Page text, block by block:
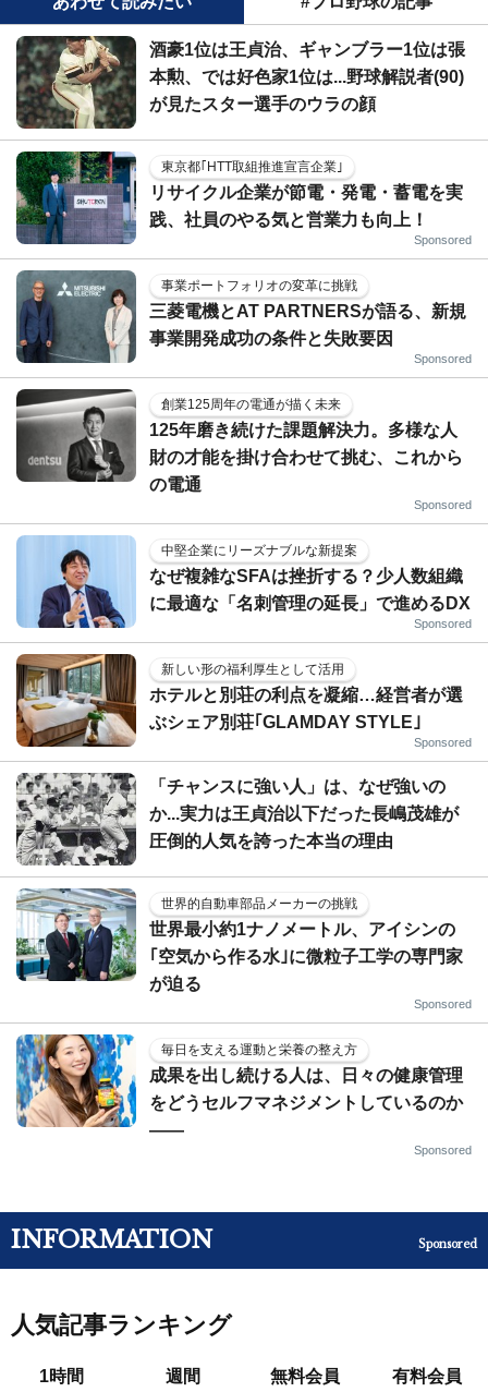
酒豪1位は王貞治、ギャンブラー1位は張
本勲、では好色家1位は...野球解説者(90)
が見たスター選手のウラの顔
東京都｢HTT取組推進宣言企業｣
リサイクル企業が節電・発電・蓄電を実
践、社員のやる気と営業力も向上！
Sponsored
事業ポートフォリオの変革に挑戦
三菱電機とAT PARTNERSが語る、新規
事業開発成功の条件と失敗要因
Sponsored
創業125周年の電通が描く未来
125年磨き続けた課題解決力。多様な人
財の才能を掛け合わせて挑む、これから
の電通
Sponsored
中堅企業にリーズナブルな新提案
なぜ複雑なSFAは挫折する？少人数組織
に最適な「名刺管理の延長」で進めるDX
Sponsored
新しい形の福利厚生として活用
ホテルと別荘の利点を凝縮…経営者が選
ぶシェア別荘｢GLAMDAY STYLE｣
Sponsored
「チャンスに強い人」は、なぜ強いの
か...実力は王貞治以下だった長嶋茂雄が
圧倒的人気を誇った本当の理由
世界的自動車部品メーカーの挑戦
世界最小約1ナノメートル、アイシンの
｢空気から作る水｣に微粒子工学の専門家
が迫る
Sponsored
毎日を支える運動と栄養の整え方
成果を出し続ける人は、日々の健康管理
をどうセルフマネジメントしているのか
——
Sponsored
INFORMATION Sponsored
人気記事ランキング
1時間 週間 無料会員 有料会員